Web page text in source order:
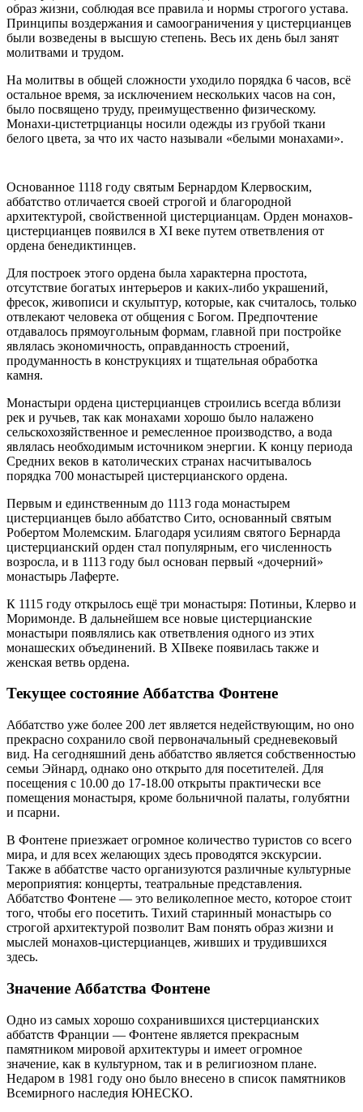
образ жизни, соблюдая все правила и нормы строгого устава.
Принципы воздержания и самоограничения у цистерцианцев
были возведены в высшую степень. Весь их день был занят
молитвами и трудом.
На молитвы в общей сложности уходило порядка 6 часов, всё
остальное время, за исключением нескольких часов на сон,
было посвящено труду, преимущественно физическому.
Монахи-цистетрцианцы носили одежды из грубой ткани
белого цвета, за что их часто называли «белыми монахами».
Основанное 1118 году святым Бернардом Клервоским,
аббатство отличается своей строгой и благородной
архитектурой, свойственной цистерцианцам. Орден монахов-
цистерцианцев появился в XI веке путем ответвления от
ордена бенедиктинцев.
Для построек этого ордена была характерна простота,
отсутствие богатых интерьеров и каких-либо украшений,
фресок, живописи и скульптур, которые, как считалось, только
отвлекают человека от общения с Богом. Предпочтение
отдавалось прямоугольным формам, главной при постройке
являлась экономичность, оправданность строений,
продуманность в конструкциях и тщательная обработка
камня.
Монастыри ордена цистерцианцев строились всегда вблизи
рек и ручьев, так как монахами хорошо было налажено
сельскохозяйственное и ремесленное производство, а вода
являлась необходимым источником энергии. К концу периода
Средних веков в католических странах насчитывалось
порядка 700 монастырей цистерцианского ордена.
Первым и единственным до 1113 года монастырем
цистерцианцев было аббатство Сито, основанный святым
Робертом Молемским. Благодаря усилиям святого Бернарда
цистерцианский орден стал популярным, его численность
возросла, и в 1113 году был основан первый «дочерний»
монастырь Лаферте.
К 1115 году открылось ещё три монастыря: Потиньи, Клерво и
Моримонде. В дальнейшем все новые цистерцианские
монастыри появлялись как ответвления одного из этих
монашеских объединений. В XIIвеке появилась также и
женская ветвь ордена.
Текущее состояние Аббатства Фонтене
Аббатство уже более 200 лет является недействующим, но оно
прекрасно сохранило свой первоначальный средневековый
вид. На сегодняшний день аббатство является собственностью
семьи Эйнард, однако оно открыто для посетителей. Для
посещения с 10.00 до 17-18.00 открыты практически все
помещения монастыря, кроме больничной палаты, голубятни
и псарни.
В Фонтене приезжает огромное количество туристов со всего
мира, и для всех желающих здесь проводятся экскурсии.
Также в аббатстве часто организуются различные культурные
мероприятия: концерты, театральные представления.
Аббатство Фонтене — это великолепное место, которое стоит
того, чтобы его посетить. Тихий старинный монастырь со
строгой архитектурой позволит Вам понять образ жизни и
мыслей монахов-цистерцианцев, живших и трудившихся
здесь.
Значение Аббатства Фонтене
Одно из самых хорошо сохранившихся цистерцианских
аббатств Франции — Фонтене является прекрасным
памятником мировой архитектуры и имеет огромное
значение, как в культурном, так и в религиозном плане.
Недаром в 1981 году оно было внесено в список памятников
Всемирного наследия ЮНЕСКО.